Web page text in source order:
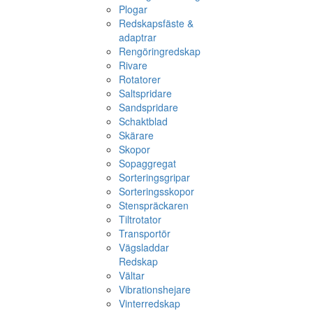
Plogar
Redskapsfäste &
adaptrar
Rengöringredskap
Rivare
Rotatorer
Saltspridare
Sandspridare
Schaktblad
Skärare
Skopor
Sopaggregat
Sorteringsgripar
Sorteringsskopor
Stenspräckaren
Tiltrotator
Transportör
Vägsladdar
Redskap
Vältar
Vibrationshejare
Vinterredskap